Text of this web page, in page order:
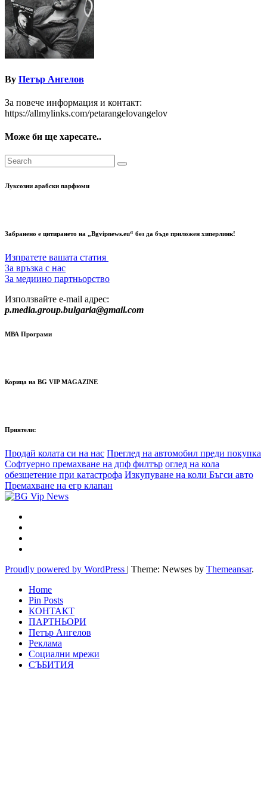
By Петър Ангелов
За повече информация и контакт:
https://allmylinks.com/petarangelovangelov
Може би ще харесате..
Луксозни арабски парфюми
Забранено е цитирането на „Bgvipnews.eu“ без да бъде приложен хиперлинк!
Изпратете вашата статия
За връзка с нас
За медиино партньорство
Използвайте e-mail адрес:
p.media.group.bulgaria@gmail.com
МВА Програми
Корица на BG VIP MAGAZINE
Приятели:
Продай колата си на нас Преглед на автомобил преди покупка
Софтуерно премахване на дпф филтър оглед на кола
обезщетение при катастрофа Изкупуване на коли Бъгси авто
Премахване на егр клапан
Proudly powered by WordPress | Theme: Newses by Themeansar.
Home
Pin Posts
КОНТАКТ
ПАРТНЬОРИ
Петър Ангелов
Реклама
Социални мрежи
СЪБИТИЯ